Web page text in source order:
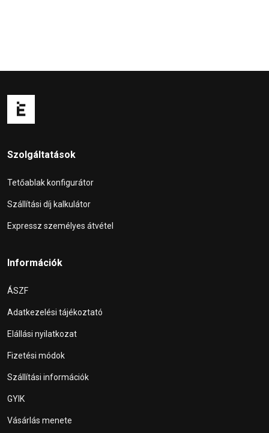
Szolgáltatások
Tetőablak konfigurátor
Szállítási díj kalkulátor
Expressz személyes átvétel
Információk
ÁSZF
Adatkezelési tájékoztató
Elállási nyilatkozat
Fizetési módok
Szállítási információk
GYIK
Vásárlás menete